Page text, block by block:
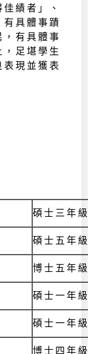
績者」、
有具體事蹟
，有具體事
足堪學生
現並獲表
碩士三年
碩士五年
博士五年
碩士一年
碩士一年
博士四年